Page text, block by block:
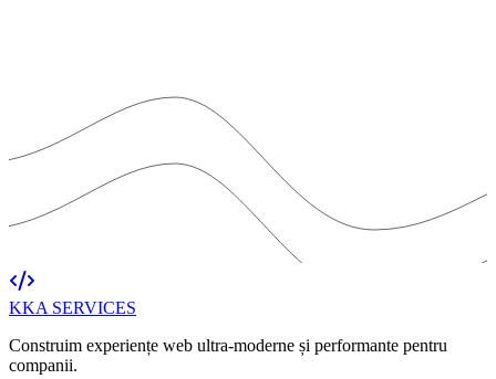
KKA SERVICES
Construim experiențe web ultra-moderne și performante pentru
companii.